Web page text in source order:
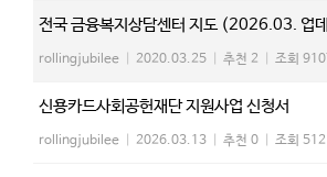
전국 금융복지상담센터 지도 (2026.03. 업
rollingjubilee 2020.03.25 추천 2 조회
신용카드사회공헌재단 지원사업 신청서
rollingjubilee 2026.03.13 추천 0 조회